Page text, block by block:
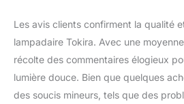
Les avis clients confirment la qualité
lampadaire Tokira. Avec une
récolte des commentaires élogieux
lumière douce. Bien que quelques
des soucis mineurs, tels que des